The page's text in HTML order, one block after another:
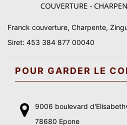
Franck couverture, Charpente,
Siret: 453 384 877 00040
POUR GARDER LE
9006 boulevard
78680 Epone